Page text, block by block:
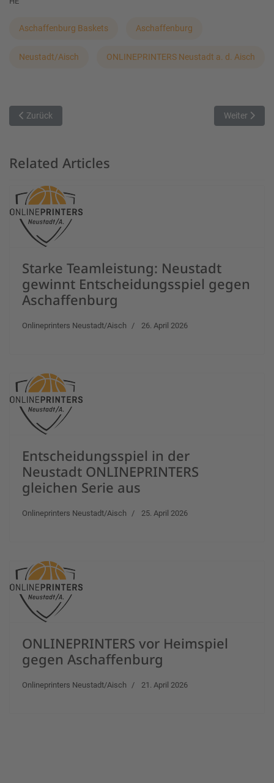
Aschaffenburg Baskets Aschaffenburg
Neustadt/Aisch ONLINEPRINTERS Neustadt a. d. Aisch
Vorheriger Beitrag: Schwabing empfängt Bamberg
Zurück Nächster
Weiter
Related Articles
Starke Teamleistung: Neustadt
gewinnt Entscheidungsspiel gegen
Aschaffenburg
Onlineprinters Neustadt/Aisch 26. April 2026
Entscheidungsspiel in der
Neustadt ONLINEPRINTERS
gleichen Serie aus
Onlineprinters Neustadt/Aisch 25. April 2026
ONLINEPRINTERS vor Heimspiel
gegen Aschaffenburg
Onlineprinters Neustadt/Aisch 21. April 2026